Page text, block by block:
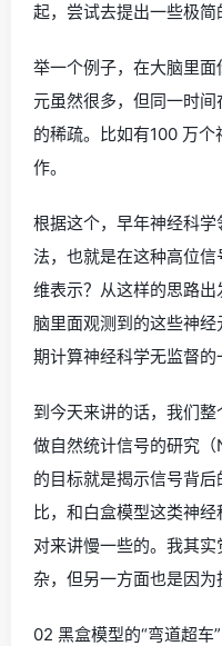
起，尝试去提出一些极简
举一个例子，在大脑里
元虽然很多，但同一时
的稀疏。比如有100 万
作。
根据这个，早年神经科
法，也就是在这种高位
维表示？从这样的思路
脑里面观测到的这些神
期计算神经科学无监督的
到今天来讲的话，我们
做自然统计信号的研究
的目标就是揭示信号背
比，和白盒模型这类神
对来讲慢一些的。我其
杂，但另一方面也是因为
02 黑盒模型的“弯道超车”